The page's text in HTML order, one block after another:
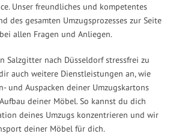
Unser freundliches und kompetentes
des gesamten Umzugsprozesses zur Seite
allen Fragen und Anliegen.
Salzgitter nach Düsseldorf stressfrei zu
auch weitere Dienstleistungen an, wie
und Auspacken deiner Umzugskartons
deiner Möbel. So kannst du dich
deines Umzugs konzentrieren und wir
deiner Möbel für dich.